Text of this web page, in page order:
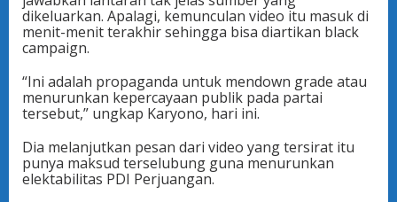
dikeluarkan. Apalagi, kemunculan video itu masuk di
menit-menit terakhir sehingga bisa diartikan black
campaign.
“Ini adalah propaganda untuk mendown grade atau
menurunkan kepercayaan publik pada partai
tersebut,” ungkap Karyono, hari ini.
Dia melanjutkan pesan dari video yang tersirat itu
punya maksud terselubung guna menurunkan
elektabilitas PDI Perjuangan.